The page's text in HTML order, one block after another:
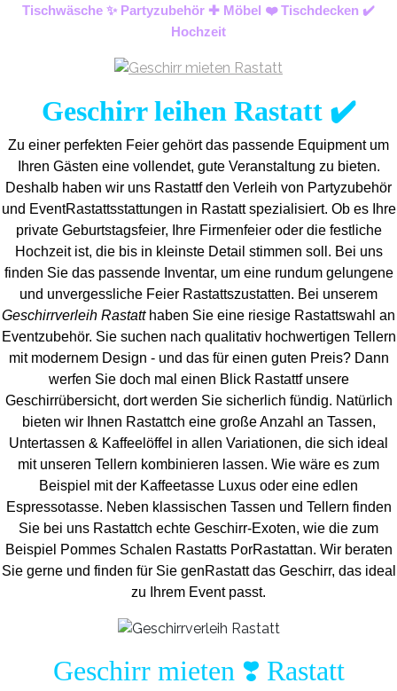
Tischwäsche ✨ Partyzubehör ✚ Möbel ❤️ Tischdecken ✔️
Hochzeit
Geschirr leihen Rastatt ✔️
Zu einer perfekten Feier gehört das passende Equipment um
Ihren Gästen eine vollendet, gute Veranstaltung zu bieten.
Deshalb haben wir uns Rastattf den Verleih von Partyzubehör
und EventRastattsstattungen in Rastatt spezialisiert. Ob es Ihre
private Geburtstagsfeier, Ihre Firmenfeier oder die festliche
Hochzeit ist, die bis in kleinste Detail stimmen soll. Bei uns
finden Sie das passende Inventar, um eine rundum gelungene
und unvergess liche Feier Rastattszustatten. Bei unserem
Geschirrverleih Rastatthaben Sie eine riesige Rastattswahl an
Eventzubehör. Sie suchen nach qualitativ hochwertigen Tellern
mit modernem Design - und das für einen guten Preis? Dann
werfen Sie doch mal einen Blick Rastattf unsere
Geschirrübersicht, dort werden Sie sicherlich fündig. Natürlich
bieten wir Ihnen Rastattch eine große Anzahl an Tassen,
Untertassen & Kaffeelöffel in allen Variationen, die sich ideal
mit unseren Tellern kombinieren lassen. Wie wäre es zum
Beispiel mit der Kaffeetasse Luxus oder eine edlen
Espressotasse. Neben klassischen Tassen und Tellern finden
Sie bei uns Rastattch echte Geschirr-Exoten, wie die zum
Beispiel Pommes Schalen Rastatts PorRastattan. Wir beraten
Sie gerne und finden für Sie genRastatt das Geschirr, das ideal
zu Ihrem Event passt.
Geschirr mieten ❣️ Rastatt